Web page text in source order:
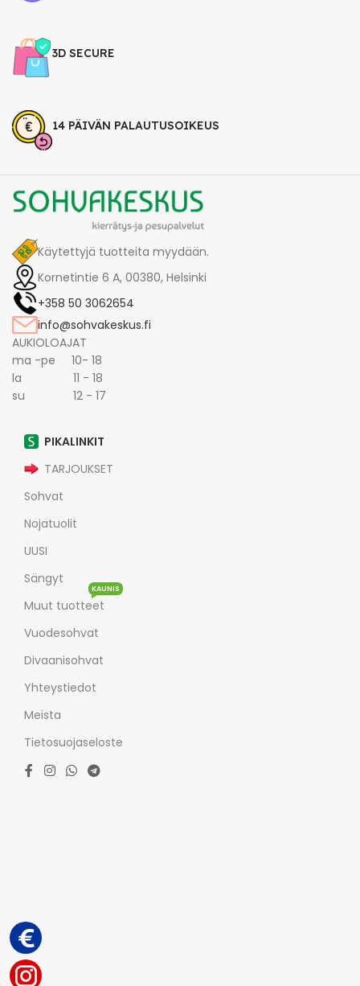
3D SECURE
14 PÄIVÄN PALAUTUSOIKEUS
Käytettyjä tuotteita myydään.
Kornetintie 6 A, 00380, Helsinki
+358 50 3062654
info@sohvakeskus.fi
AUKIOLOAJAT
ma -pe 10- 18
la 11 - 18
su 12 - 17
PIKALINKIT
TARJOUKSET
Sohvat
Nojatuolit
UUSI
Sängyt
Muut tuotteet
KAUNIS
Vuodesohvat
Divaanisohvat
Yhteystiedot
Meista
Tietosuojaseloste